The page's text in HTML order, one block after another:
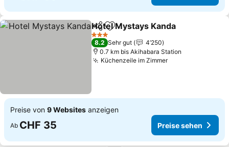
TeilenZu Favoriten hinzufügen
Hotel Mystays Kanda
3 Sterne
8.2 Sehr gut
4’250
0.7 km bis Akihabara Station
Küchenzeile im Zimmer
Preise von 9 Websites anzeigen
Ab CHF 35 Preise sehen